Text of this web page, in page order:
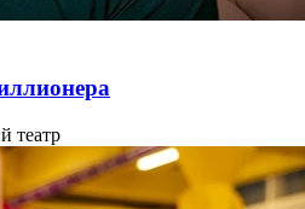
театр